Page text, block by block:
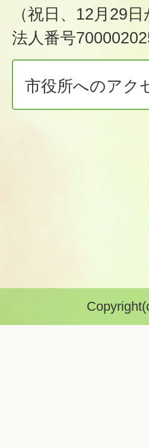
（祝日、12月29
法人番号
市役所へのアク